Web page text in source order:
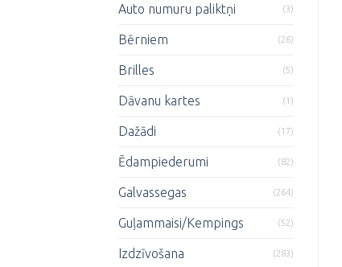
Auto numuru paliktņi (3)
Bērniem (26)
Brilles (5)
Dāvanu kartes (1)
Dažādi (17)
Ēdampiederumi (82)
Galvassegas (264)
Guļammaisi/Kempings (52)
Izdzīvošana (283)